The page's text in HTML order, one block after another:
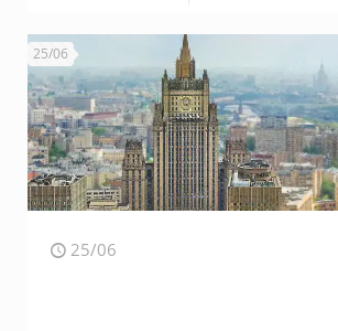
25/06
25/06